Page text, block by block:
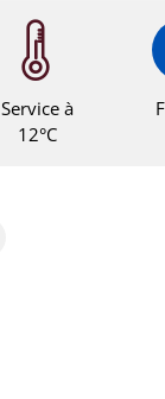
Service à
12°C